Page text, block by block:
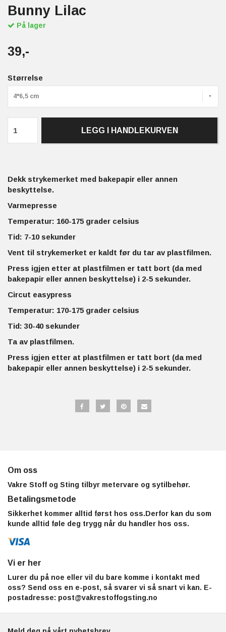
Bunny Lilac
På lager
39,-
Størrelse
4*6,5 cm
LEGG I HANDLEKURVEN
Dekk strykemerket med bakepapir eller annen
beskyttelse.
Varmepresse
Temperatur: 160-175 grader celsius
Tid: 7-10 sekunder
Vent til strykemerket er kaldt før du tar av plastfilmen.
Press igjen etter at plastfilmen er tatt bort (da med
bakepapir eller annen beskyttelse) i 2-5 sekunder.
Circut easypress
Temperatur: 170-175 grader celsius
Tid: 30-40 sekunder
Ta av plastfilmen.
Press igjen etter at plastfilmen er tatt bort (da med
bakepapir eller annen beskyttelse) i 2-5 sekunder.
Om oss
Vakre Stoff og Sting tilbyr metervare og sytilbehør.
Betalingsmetode
Sikkerhet kommer alltid først hos oss.Derfor kan du som
kunde alltid føle deg trygg når du handler hos oss.
Vi er her
Lurer du på noe eller vil du bare komme i kontakt med
oss? Send oss en e-post, så svarer vi så snart vi kan. E-
postadresse: post@vakrestoffogsting.no